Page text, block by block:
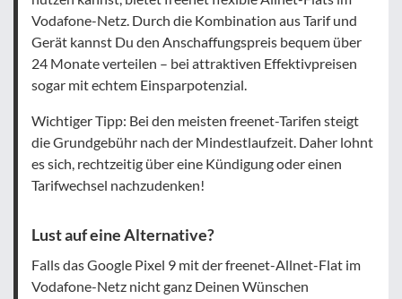
Vodafone-Netz. Durch die Kombination aus Tarif und
Gerät kannst Du den Anschaffungspreis bequem über
24 Monate verteilen – bei attraktiven Effektivpreisen
sogar mit echtem Einsparpotenzial.
Wichtiger Tipp: Bei den meisten freenet-Tarifen steigt
die Grundgebühr nach der Mindestlaufzeit. Daher lohnt
es sich, rechtzeitig über eine Kündigung oder einen
Tarifwechsel nachzudenken!
Lust auf eine Alternative?
Falls das Google Pixel 9 mit der freenet-Allnet-Flat im
Vodafone-Netz nicht ganz Deinen Wünschen